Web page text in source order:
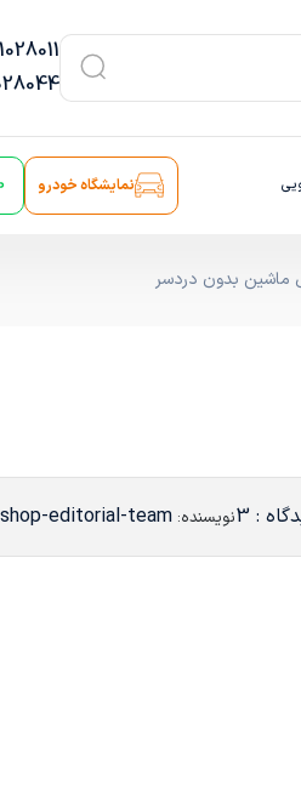
نمایشگاه خودرو
ماشین بدون دردسر
: 3 نویسنده: editorial-team